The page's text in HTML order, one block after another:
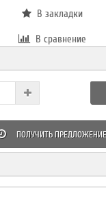
В закладки
В сравнение
ПОЛУЧИТЬ ПРЕДЛОЖЕНИЕ